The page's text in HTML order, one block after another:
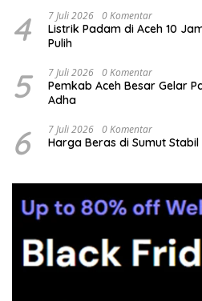
4 7 Juli 2026 0 Komentar
Listrik Padam di Aceh 10
Pulih
5 7 Juli 2026 0 Komentar
Pemkab Aceh Besar Gelar
Adha
6 7 Juli 2026 0 Komentar
Harga Beras di Sumut Stabil